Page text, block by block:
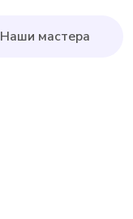
Наши мастера